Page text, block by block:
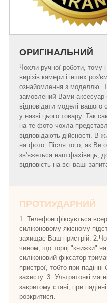
ОРИГІНАЛЬНИЙ
Чохли ручної роботи, тому
вирізів камери і інших
ознайомлення з моделлю.
замовлений Вами аксесуар
відповідати моделі
у назві цього товару. Так
на те фото чохла
відповідають дійсності. В
на фото. Після того, як Ви
зв'яжеться наш фахівець,
відповість на всі ваші
ПРОТИУДАРНИЙ
1. Телефон фіксується
силіконовому якісному
захищає Ваш пристрій.
чином, що торці "книжки" на
силіконовий фіксатор-
пристрої, тобто при
захисту. 3. Ультратонкі
закритому стані, при
розкритися.